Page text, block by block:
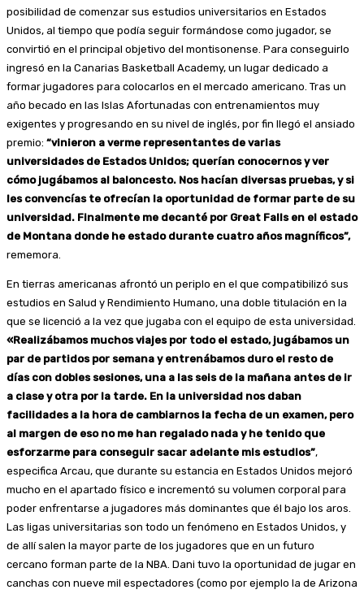
posibilidad de comenzar sus estudios universitarios en Estados
Unidos, al tiempo que podía seguir formándose como jugador, se
convirtió en el principal objetivo del montisonense. Para conseguirlo
ingresó en la Canarias Basketball Academy, un lugar dedicado a
formar jugadores para colocarlos en el mercado americano. Tras un
año becado en las Islas Afortunadas con entrenamientos muy
exigentes y progresando en su nivel de inglés, por fin llegó el ansiado
premio: “vinieron a verme representantes de varias
universidades de Estados Unidos; querían conocernos y ver
cómo jugábamos al baloncesto. Nos hacían diversas pruebas, y si
les convencías te ofrecían la oportunidad de formar parte de su
universidad. Finalmente me decanté por Great Falls en el estado
de Montana donde he estado durante cuatro años magníficos”,
rememora.
En tierras americanas afrontó un periplo en el que compatibilizó sus
estudios en Salud y Rendimiento Humano, una doble titulación en la
que se licenció a la vez que jugaba con el equipo de esta universidad.
«Realizábamos muchos viajes por todo el estado, jugábamos un
par de partidos por semana y entrenábamos duro el resto de
días con dobles sesiones, una a las seis de la mañana antes de ir
a clase y otra por la tarde. En la universidad nos daban
facilidades a la hora de cambiarnos la fecha de un examen, pero
al margen de eso no me han regalado nada y he tenido que
esforzarme para conseguir sacar adelante mis estudios”,
especifica Arcau, que durante su estancia en Estados Unidos mejoró
mucho en el apartado físico e incrementó su volumen corporal para
poder enfrentarse a jugadores más dominantes que él bajo los aros.
Las ligas universitarias son todo un fenómeno en Estados Unidos, y
de allí salen la mayor parte de los jugadores que en un futuro
cercano forman parte de la NBA. Dani tuvo la oportunidad de jugar en
canchas con nueve mil espectadores (como por ejemplo la de Arizona